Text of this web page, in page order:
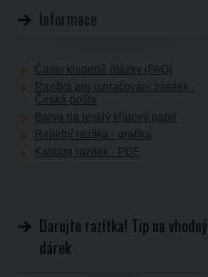
Informace
Často kladené otázky (FAQ)
Razítka pro označování zásilek -
Česká pošta
Barva na lesklý křídový papír
Reliéfní razítka - grafika
Katalog razítek - PDF
Darujte razítka! Tip na vhodný
dárek